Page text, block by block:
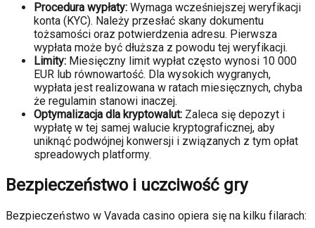
Procedura wypłaty: Wymaga wcześniejszej weryfikacji
konta (KYC). Należy przesłać skany dokumentu
tożsamości oraz potwierdzenia adresu. Pierwsza
wypłata może być dłuższa z powodu tej weryfikacji.
Limity: Miesięczny limit wypłat często wynosi 10 000
EUR lub równowartość. Dla wysokich wygranych,
wypłata jest realizowana w ratach miesięcznych, chyba
że regulamin stanowi inaczej.
Optymalizacja dla kryptowalut: Zaleca się depozyt i
wypłatę w tej samej walucie kryptograficznej, aby
uniknąć podwójnej konwersji i związanych z tym opłat
spreadowych platformy.
Bezpieczeństwo i uczciwość gry
Bezpieczeństwo w Vavada casino opiera się na kilku filarach: